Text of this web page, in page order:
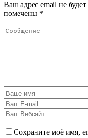
Ваш адрес email не
помечены *
Сохраните моё имя,